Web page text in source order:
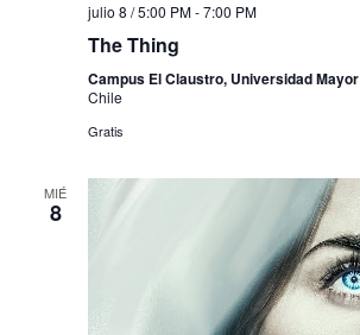
julio 8 / 5:00 PM-7:00 PM
The Thing
Campus El Claustro, Universidad Mayor
Chile
Gratis
MIÉ
8